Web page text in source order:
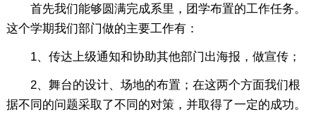
首先我们能够圆满完成系里，团学布置的工作任务。
这个学期我们部门做的主要工作有：
1、传达上级通知和协助其他部门出海报，做宣传；
2、舞台的设计、场地的布置；在这两个方面我们根
据不同的问题采取了不同的对策，并取得了一定的成功。